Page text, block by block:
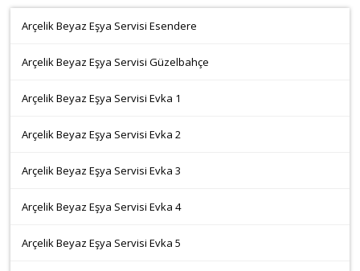
Arçelik Beyaz Eşya Servisi Esendere
Arçelik Beyaz Eşya Servisi Güzelbahçe
Arçelik Beyaz Eşya Servisi Evka 1
Arçelik Beyaz Eşya Servisi Evka 2
Arçelik Beyaz Eşya Servisi Evka 3
Arçelik Beyaz Eşya Servisi Evka 4
Arçelik Beyaz Eşya Servisi Evka 5